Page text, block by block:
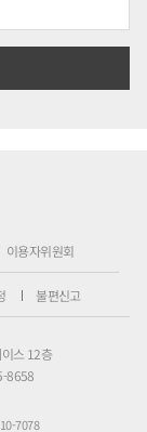
이용자위원회
불편신고
스 12층
8658
7078